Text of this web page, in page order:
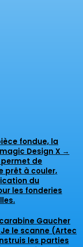
fondue, la
Design X →
de
prêt à couler,
du
les fonderies
Gaucher
le scanne (Artec
les parties